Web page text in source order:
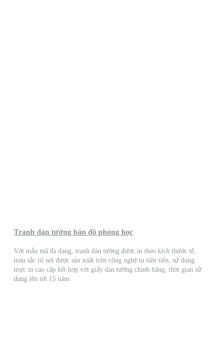
Tranh dán tường bản đồ phòng học
Với mẫu mã đa dạng, tranh dán tường được in theo kích thước tế,
màu sắc rõ nét được sản xuất trên công nghệ in tiên tiến, sử dụng
mực in cao cấp kết hợp với giấy dán tường chính hãng, thời gian sử
dụng lên tới 15 năm.